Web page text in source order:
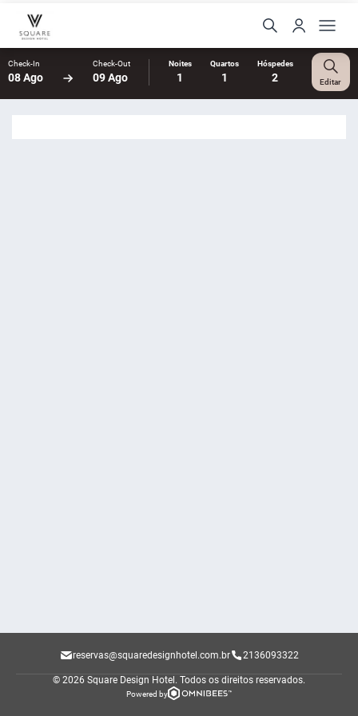
Check-In
08 Ago
Check-Out
09 Ago
Noites
1
Quartos
1
Hóspedes
2 Editar
reservas@squaredesignhotel.com.br 2136093322
© 2026 Square Design Hotel. Todos os direitos reservados.
Powered by